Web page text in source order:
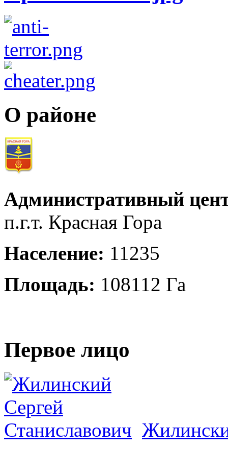
О районе
Административный
п.г.т. Красная Гора
Население: 11235
Площадь: 108112 Га
Первое лицо